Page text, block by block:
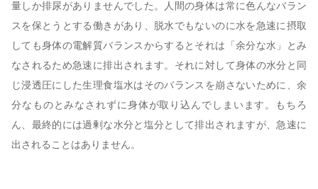
量しか排尿がありませんでした。人間の身体は常に色んなバラン
スを保とうとする働きがあり、脱水でもないのに水を急速に摂取
しても身体の電解質バランスからするとそれは「余分な水」とみ
なされるため急速に排出されます。それに対して身体の水分と同
じ浸透圧にした生理食塩水はそのバランスを崩さないために、余
分なものとみなされずに身体が取り込んでしまいます。もちろ
ん、最終的には過剰な水分と塩分として排出されますが、急速に
出されることはありません。